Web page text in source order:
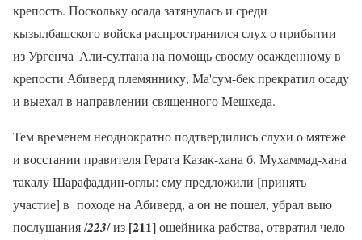
крепость. Поскольку осада затянулась и среди
кызылбашского войска распространился слух о прибытии
из Ургенча 'Али-султана на помощь своему осажденному в
крепости Абиверд племяннику, Ма'сум-бек прекратил осаду
и выехал в направлении священного Мешхеда.
Тем временем неоднократно подтвердились слухи о мятеже
и восстании правителя Герата Казак-хана б. Мухаммад-хана
такалу Шарафаддин-оглы: ему предложили [принять
участие] в походе на Абиверд, а он не пошел, убрал выю
послушания /223/ из [211]ошейника рабства, отвратил чело